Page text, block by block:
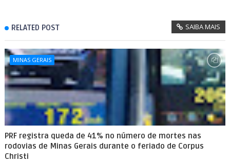
RELATED POST SAIBA MAIS
MINAS GERAIS
PRF registra queda de 41% no número de mortes nas
rodovias de Minas Gerais durante o feriado de Corpus
Christi